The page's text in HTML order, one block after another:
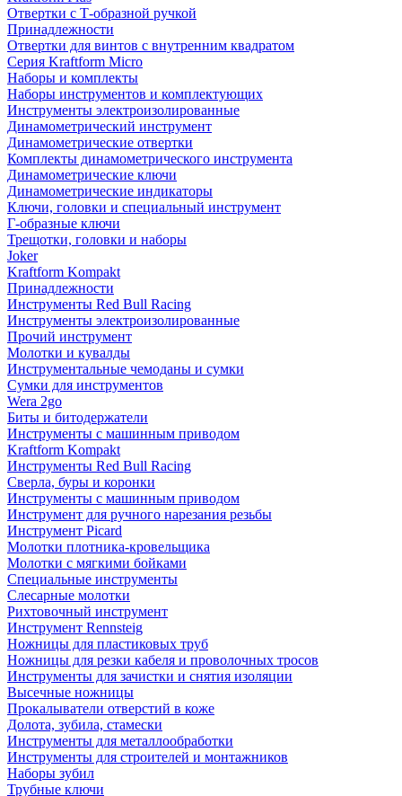
Отвертки с Т-образной ручкой
Принадлежности
Отвертки для винтов с внутренним квадратом
Серия Kraftform Micro
Наборы и комплекты
Наборы инструментов и комплектующих
Инструменты электроизолированные
Динамометрический инструмент
Динамометрические отвертки
Комплекты динамометрического инструмента
Динамометрические ключи
Динамометрические индикаторы
Ключи, головки и специальный инструмент
Г-образные ключи
Трещотки, головки и наборы
Joker
Kraftform Kompakt
Принадлежности
Инструменты Red Bull Racing
Инструменты электроизолированные
Прочий инструмент
Молотки и кувалды
Инструментальные чемоданы и сумки
Сумки для инструментов
Wera 2go
Биты и битодержатели
Инструменты с машинным приводом
Kraftform Kompakt
Инструменты Red Bull Racing
Сверла, буры и коронки
Инструменты с машинным приводом
Инструмент для ручного нарезания резьбы
Инструмент Picard
Молотки плотника-кровельщика
Молотки с мягкими бойками
Специальные инструменты
Слесарные молотки
Рихтовочный инструмент
Инструмент Rennsteig
Ножницы для пластиковых труб
Ножницы для резки кабеля и проволочных тросов
Инструменты для зачистки и снятия изоляции
Высечные ножницы
Прокалыватели отверстий в коже
Долота, зубила, стамески
Инструменты для металлообработки
Инструменты для строителей и монтажников
Наборы зубил
Трубные ключи